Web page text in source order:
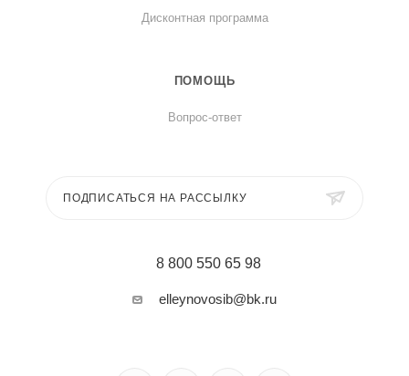
Дисконтная программа
ПОМОЩЬ
Вопрос-ответ
ПОДПИСАТЬСЯ НА РАССЫЛКУ
8 800 550 65 98
elleynovosib@bk.ru